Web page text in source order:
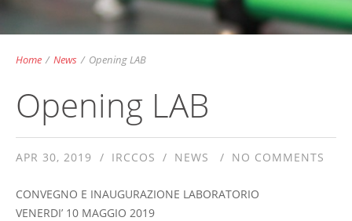
Home / News / Opening LAB
Opening LAB
APR 30, 2019 IRCCOS NEWS NO COMMENTS
CONVEGNO E INAUGURAZIONE LABORATORIO
VENERDI’ 10 MAGGIO 2019